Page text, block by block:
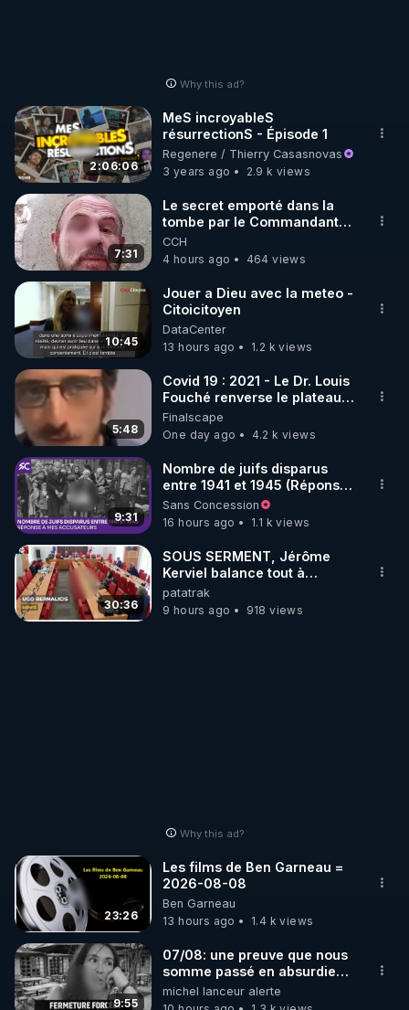
https://www.facebook.com/thierry.rgnr/
▶ Instagram  :
https://www.instagram.com/Thierrycasasnovas_rgn
r
▶Twitter : https://twitter.com/thierrycas
Why this ad?
2:06:06
MeS incroyableS
résurrectionS - Épisode 1
Regenere / Thierry Casasnovas
3 years ago
2.9 k views
7:31
Le secret emporté dans la
tombe par le Commandant
Cousteau le 25 juin 1997
CCH
4 hours ago
464 views
10:45
Jouer a Dieu avec la meteo -
Citoicitoyen
DataCenter
13 hours ago
1.2 k views
5:48
Covid 19 : 2021 - Le Dr. Louis
Fouché renverse le plateau
de CNews !
Finalscape
One day ago
4.2 k views
9:31
Nombre de juifs disparus
entre 1941 et 1945 (Réponse
à mes accusateurs)
Sans Concession
16 hours ago
1.1 k views
30:36
SOUS SERMENT, Jérôme
Kerviel balance tout à
l'Assemblée !
patatrak
9 hours ago
918 views
Why this ad?
23:26
Les films de Ben Garneau =
2026-08-08
Ben Garneau
13 hours ago
1.4 k views
9:55
07/08: une preuve que nous
somme passé en absurdie
une dictature qui veut faire
taire ses opposant !
michel lanceur alerte